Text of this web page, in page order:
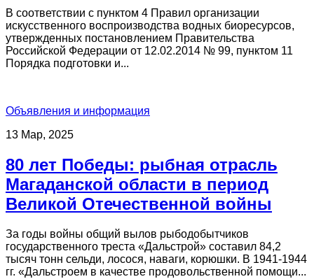
В соответствии с пунктом 4 Правил организации
искусственного воспроизводства водных биоресурсов,
утвержденных постановлением Правительства
Российской Федерации от 12.02.2014 № 99, пунктом 11
Порядка подготовки и...
Объявления и информация
13 Мар, 2025
80 лет Победы: рыбная отрасль
Магаданской области в период
Великой Отечественной войны
За годы войны общий вылов рыбодобытчиков
государственного треста «Дальстрой» составил 84,2
тысяч тонн сельди, лосося, наваги, корюшки. В 1941-1944
гг. «Дальстроем в качестве продовольственной помощи...